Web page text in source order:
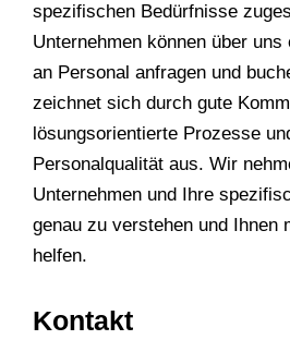
spezifischen Bedürfnisse
Unternehmen können über
an Personal anfragen und
zeichnet sich durch gute
lösungsorientierte Prozesse
Personalqualität aus. Wir
Unternehmen und Ihre
genau zu verstehen und Ihnen
helfen.
Kontakt